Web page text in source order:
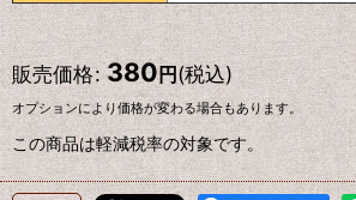
販売価格: 380円(税込)
オプションにより価格が変わる場合もあります。
この商品は軽減税率の対象です。